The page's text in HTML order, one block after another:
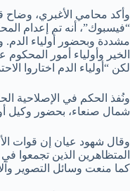
وأكد محامي الأغبري،
“فيسبوك”، أنه تم إعدام
مشددة وبحضور أولياء الدم.
الخير وأولياء أمور
لكن “أولياء الدم اختاروا
ونُفذ الحكم في الإصلاحية
شمال صنعاء، بحضور وكيل
وقال شهود عيان إن قوات
المتظاهرين الذين تجمعوا
كما منعت وسائل التصوير